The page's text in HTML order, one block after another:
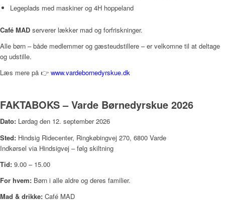
Legeplads med maskiner og 4H hoppeland
Café MAD serverer lækker mad og forfriskninger.
Alle børn – både medlemmer og gæsteudstillere – er velkomne til at deltage
og udstille.
Læs mere på 👉 www.vardebornedyrskue.dk
FAKTABOKS – Varde Børnedyrskue 2026
Dato: Lørdag den 12. september 2026
Sted: Hindsig Ridecenter, Ringkøbingvej 270, 6800 Varde
Indkørsel via Hindsigvej – følg skiltning
Tid: 9.00 – 15.00
For hvem: Børn i alle aldre og deres familier.
Mad & drikke: Café MAD